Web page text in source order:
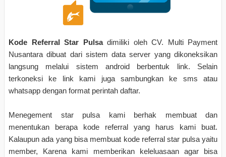
Kode Referral Star Pulsadimiliki oleh CV. Multi Payment
Nusantara dibuat dari sistem data server yang dikoneksikan
langsung melalui sistem android berbentuk link. Selain
terkoneksi ke link kami juga sambungkan ke sms atau
whatsapp dengan format perintah daftar.
Menegement star pulsa kami berhak membuat dan
menentukan berapa kode referral yang harus kami buat.
Kalaupun ada yang bisa membuat kode referral star pulsa yaitu
member, Karena kami memberikan keleluasaan agar bisa